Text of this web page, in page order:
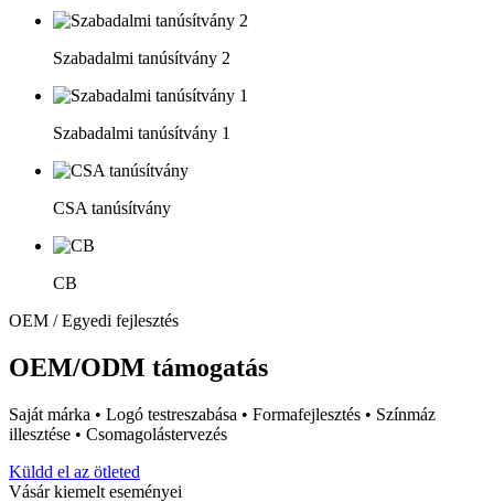
Szabadalmi tanúsítvány 2
Szabadalmi tanúsítvány 1
CSA tanúsítvány
CB
OEM / Egyedi fejlesztés
OEM/ODM támogatás
Saját márka • Logó testreszabása • Formafejlesztés • Színmáz
illesztése • Csomagolástervezés
Küldd el az ötleted
Vásár kiemelt eseményei